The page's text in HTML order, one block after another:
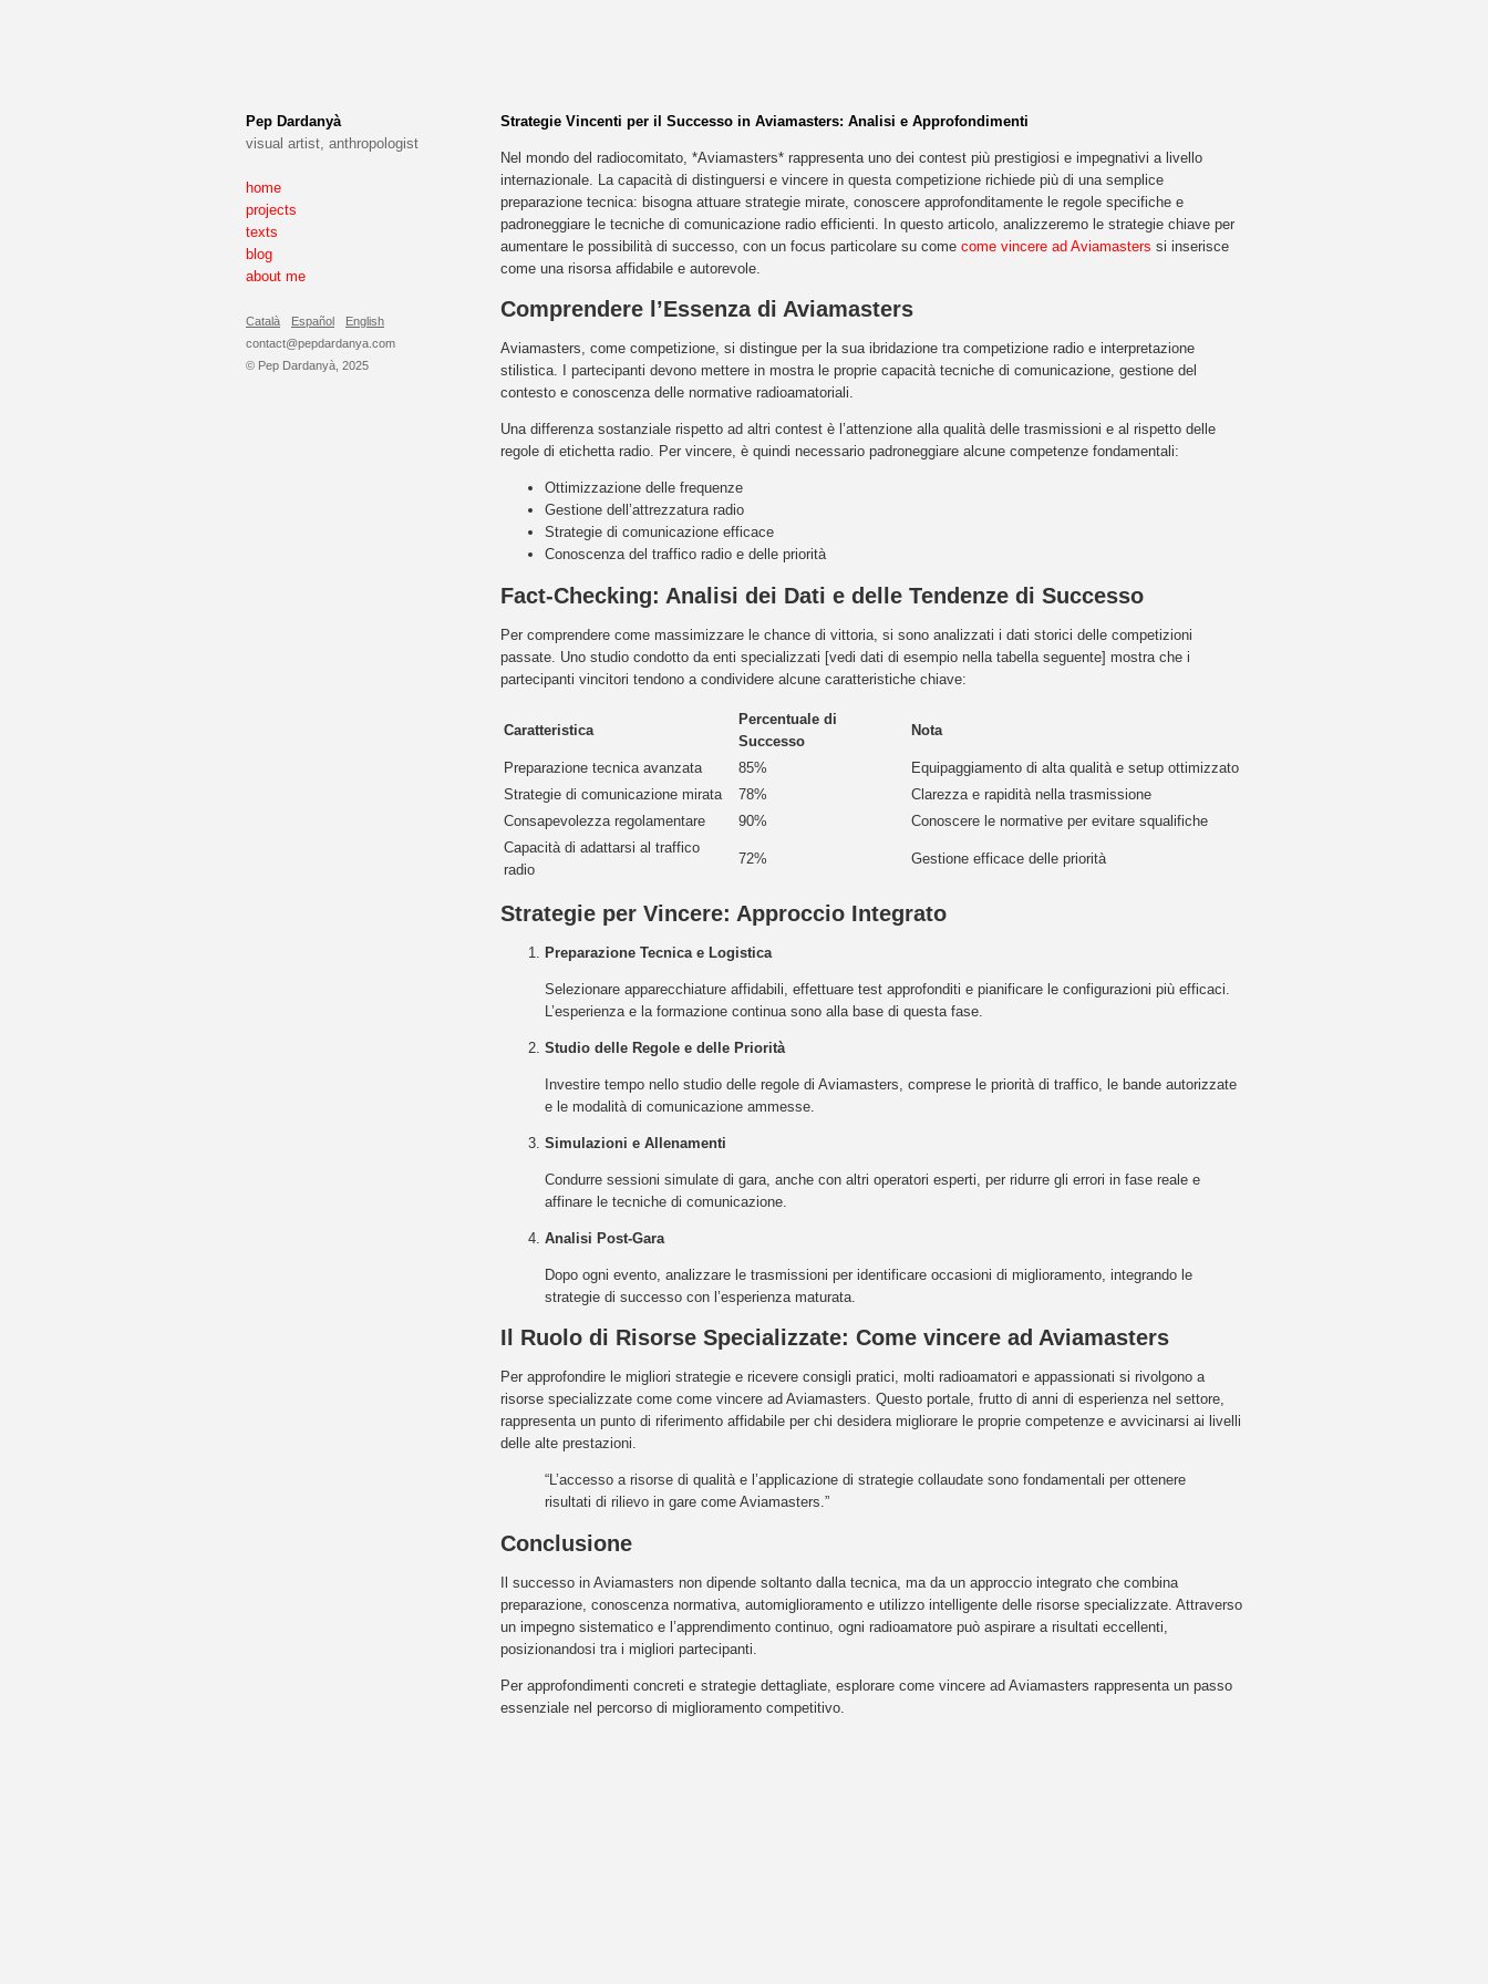
Pep Dardanyà
visual artist, anthropologist
home
projects
texts
blog
about me
Català Español
English
contact@pepdardanya.com
© Pep Dardanyà, 2025
Strategie Vincenti per il Successo in Aviamasters: Analisi e Approfondimenti
Nel mondo del radiocomitato, *Aviamasters* rappresenta uno dei contest più prestigiosi e impegnativi a livello
internazionale. La capacità di distinguersi e vincere in questa competizione richiede più di una semplice
preparazione tecnica: bisogna attuare strategie mirate, conoscere approfonditamente le regole specifiche e
padroneggiare le tecniche di comunicazione radio efficienti. In questo articolo, analizzeremo le strategie chiave per
aumentare le possibilità di successo, con un focus particolare su come come vincere ad Aviamasters si inserisce
come una risorsa affidabile e autorevole.
Comprendere l’Essenza di Aviamasters
Aviamasters, come competizione, si distingue per la sua ibridazione tra competizione radio e interpretazione
stilistica. I partecipanti devono mettere in mostra le proprie capacità tecniche di comunicazione, gestione del
contesto e conoscenza delle normative radioamatoriali.
Una differenza sostanziale rispetto ad altri contest è l’attenzione alla qualità delle trasmissioni e al rispetto delle
regole di etichetta radio. Per vincere, è quindi necessario padroneggiare alcune competenze fondamentali:
Ottimizzazione delle frequenze
Gestione dell’attrezzatura radio
Strategie di comunicazione efficace
Conoscenza del traffico radio e delle priorità
Fact-Checking: Analisi dei Dati e delle Tendenze di Successo
Per comprendere come massimizzare le chance di vittoria, si sono analizzati i dati storici delle competizioni
passate. Uno studio condotto da enti specializzati [vedi dati di esempio nella tabella seguente] mostra che i
partecipanti vincitori tendono a condividere alcune caratteristiche chiave:
Caratteristica
Percentuale di
Successo
Nota
Preparazione tecnica avanzata 85%
Equipaggiamento di alta qualità e setup ottimizzato
Strategie di comunicazione mirata
78%
Clarezza e rapidità nella trasmissione
Consapevolezza regolamentare
90%
Conoscere le normative per evitare squalifiche
Capacità di adattarsi al traffico
radio
72% Gestione efficace delle priorità
Strategie per Vincere: Approccio Integrato
Preparazione Tecnica e Logistica
Selezionare apparecchiature affidabili, effettuare test approfonditi e pianificare le configurazioni più efficaci.
L’esperienza e la formazione continua sono alla base di questa fase.
Studio delle Regole e delle Priorità
Investire tempo nello studio delle regole di Aviamasters, comprese le priorità di traffico, le bande autorizzate
e le modalità di comunicazione ammesse.
Simulazioni e Allenamenti
Condurre sessioni simulate di gara, anche con altri operatori esperti, per ridurre gli errori in fase reale e
affinare le tecniche di comunicazione.
Analisi Post-Gara
Dopo ogni evento, analizzare le trasmissioni per identificare occasioni di miglioramento, integrando le
strategie di successo con l’esperienza maturata.
Il Ruolo di Risorse Specializzate: Come vincere ad Aviamasters
Per approfondire le migliori strategie e ricevere consigli pratici, molti radioamatori e appassionati si rivolgono a
risorse specializzate come come vincere ad Aviamasters. Questo portale, frutto di anni di esperienza nel settore,
rappresenta un punto di riferimento affidabile per chi desidera migliorare le proprie competenze e avvicinarsi ai livelli
delle alte prestazioni.
“L’accesso a risorse di qualità e l’applicazione di strategie collaudate sono fondamentali per ottenere
risultati di rilievo in gare come Aviamasters.”
Conclusione
Il successo in Aviamasters non dipende soltanto dalla tecnica, ma da un approccio integrato che combina
preparazione, conoscenza normativa, automiglioramento e utilizzo intelligente delle risorse specializzate. Attraverso
un impegno sistematico e l’apprendimento continuo, ogni radioamatore può aspirare a risultati eccellenti,
posizionandosi tra i migliori partecipanti.
Per approfondimenti concreti e strategie dettagliate, esplorare come vincere ad Aviamasters rappresenta un passo
essenziale nel percorso di miglioramento competitivo.